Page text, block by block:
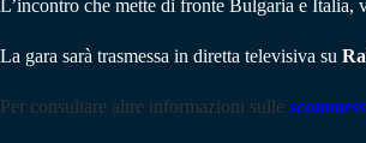
L’incontro che mette di fronte Bulgaria e Italia,
La gara sarà trasmessa in diretta televisiva su
Per consultare altre informazioni sulle